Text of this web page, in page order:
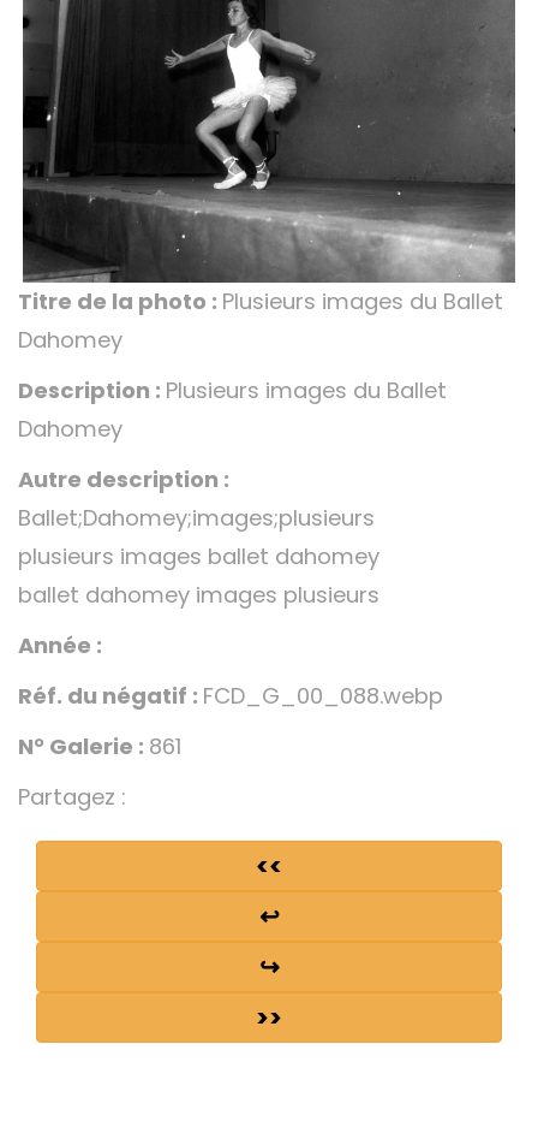
Titre de la photo : Plusieurs images du Ballet
Dahomey
Description : Plusieurs images du Ballet
Dahomey
Autre description :
Ballet;Dahomey;images;plusieurs
plusieurs images ballet dahomey
ballet dahomey images plusieurs
Année :
Réf. du négatif : FCD_G_00_088.webp
N° Galerie : 861
Partagez :
<<
↩
↪
>>